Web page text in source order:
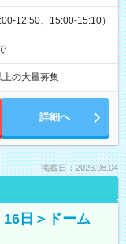
12:50、15:00-15:10）
上の大量募集
詳細へ
掲載日：2026.08.04
日＞ドーム